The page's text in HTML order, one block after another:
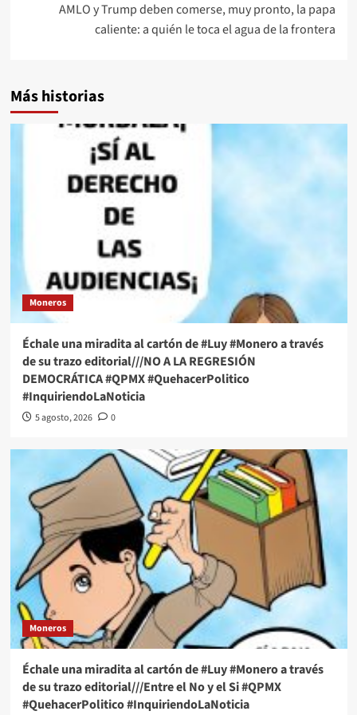
AMLO y Trump deben comerse, muy pronto, la papa
caliente: a quién le toca el agua de la frontera
Más historias
Moneros
Échale una miradita al cartón de #Luy #Monero a través
de su trazo editorial///NO A LA REGRESIÓN
DEMOCRÁTICA #QPMX #QuehacerPolitico
#InquiriendoLaNoticia
5 agosto, 2026 0
Moneros
Échale una miradita al cartón de #Luy #Monero a través
de su trazo editorial///Entre el No y el Si #QPMX
#QuehacerPolitico #InquiriendoLaNoticia